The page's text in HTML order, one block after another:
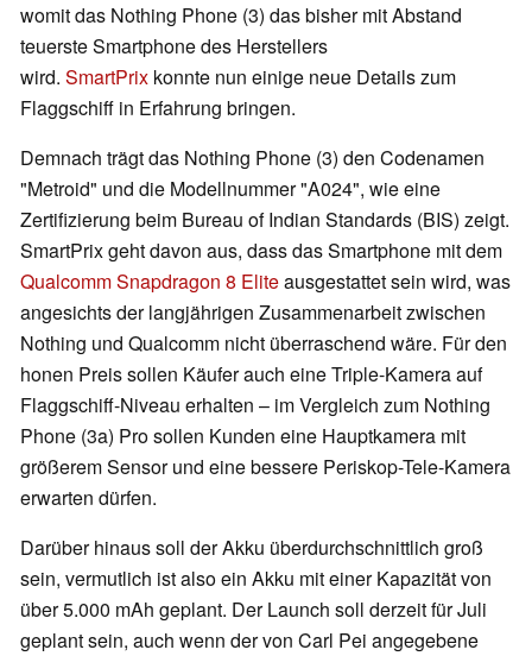
womit das Nothing Phone (3) das bisher mit Abstand
teuerste Smartphone des Herstellers
wird. SmartPrix konnte nun einige neue Details zum
Flaggschiff in Erfahrung bringen.
Demnach trägt das Nothing Phone (3) den Codenamen
"Metroid" und die Modellnummer "A024", wie eine
Zertifizierung beim Bureau of Indian Standards (BIS) zeigt.
SmartPrix geht davon aus, dass das Smartphone mit dem
Qualcomm Snapdragon 8 Eliteausgestattet sein wird, was
angesichts der langjährigen Zusammenarbeit zwischen
Nothing und Qualcomm nicht überraschend wäre. Für den
honen Preis sollen Käufer auch eine Triple-Kamera auf
Flaggschiff-Niveau erhalten – im Vergleich zum Nothing
Phone (3a) Pro sollen Kunden eine Hauptkamera mit
größerem Sensor und eine bessere Periskop-Tele-Kamera
erwarten dürfen.
Darüber hinaus soll der Akku überdurchschnittlich groß
sein, vermutlich ist also ein Akku mit einer Kapazität von
über 5.000 mAh geplant. Der Launch soll derzeit für Juli
geplant sein, auch wenn der von Carl Pei angegebene